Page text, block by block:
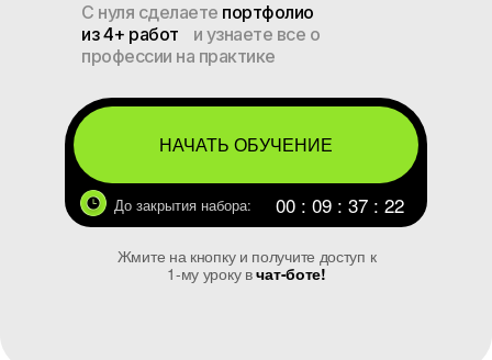
Жмите на кнопку и получите доступ к
1-му уроку вчат-боте!
С нуля сделаете портфолио
из 4+ работ и узнаете все о
профессии на практике
00 : 09 : 37 : 21
НАЧАТЬ ОБУЧЕНИЕ
До закрытия набора: